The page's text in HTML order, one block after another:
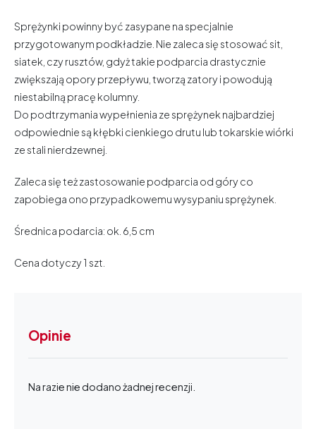
Sprężynki powinny być zasypane na specjalnie
przygotowanym podkładzie. Nie zaleca się stosować sit,
siatek, czy rusztów, gdyż takie podparcia drastycznie
zwiększają opory przepływu, tworzą zatory i powodują
niestabilną pracę kolumny.
Do podtrzymania wypełnienia ze sprężynek najbardziej
odpowiednie są kłębki cienkiego drutu lub tokarskie wiórki
ze stali nierdzewnej.
Zaleca się też zastosowanie podparcia od góry co
zapobiega ono przypadkowemu wysypaniu sprężynek.
Średnica podarcia: ok. 6,5 cm
Cena dotyczy 1 szt.
Opinie
Na razie nie dodano żadnej recenzji.